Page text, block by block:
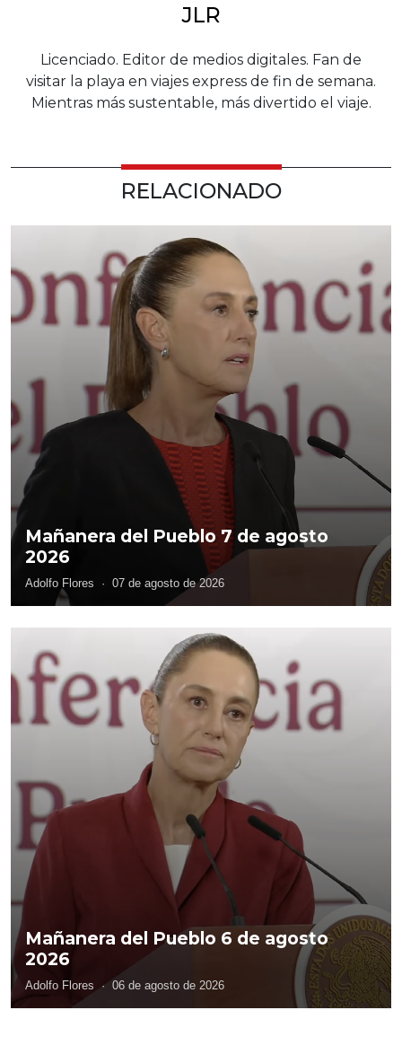
JLR
Licenciado. Editor de medios digitales. Fan de
visitar la playa en viajes express de fin de semana.
Mientras más sustentable, más divertido el viaje.
RELACIONADO
Mañanera del Pueblo 7 de agosto
2026
Adolfo Flores · 07 de agosto de 2026
Mañanera del Pueblo 6 de agosto
2026
Adolfo Flores · 06 de agosto de 2026